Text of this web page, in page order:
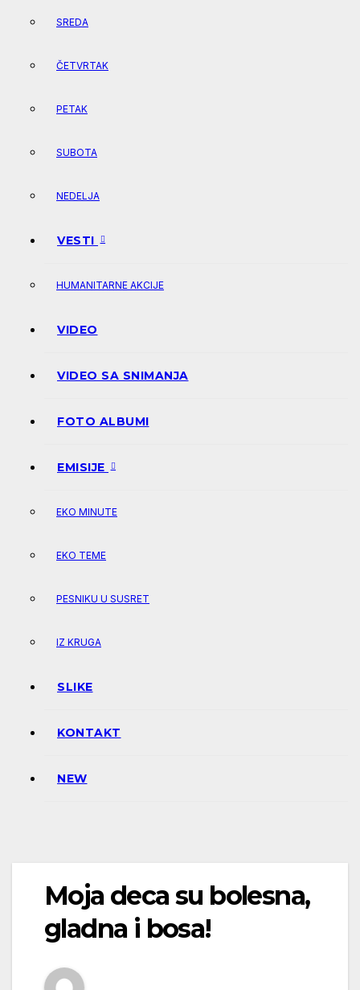
SREDA
ČETVRTAK
PETAK
SUBOTA
NEDELJA
VESTI
HUMANITARNE AKCIJE
VIDEO
VIDEO SA SNIMANJA
FOTO ALBUMI
EMISIJE
EKO MINUTE
EKO TEME
PESNIKU U SUSRET
IZ KRUGA
SLIKE
KONTAKT
NEW
Moja deca su bolesna,
gladna i bosa!